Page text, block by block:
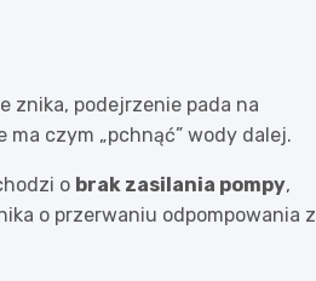
znika, podejrzenie pada na
ma czym „pchnąć” wody dalej.
o brak zasilania pompy,
o przerwaniu odpompowania z